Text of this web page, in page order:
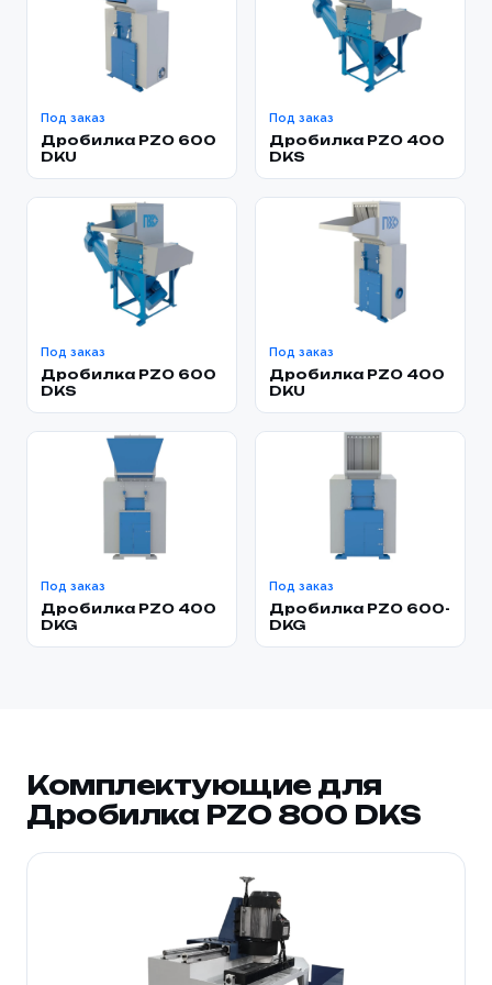
Под заказ
Дробилка PZO 600
DKU
Под заказ
Дробилка PZO 400
DKS
Под заказ
Дробилка PZO 600
DKS
Под заказ
Дробилка PZO 400
DKU
Под заказ
Дробилка PZO 400
DKG
Под заказ
Дробилка PZO 600-
DKG
Комплектующие для
Дробилка PZO 800 DKS
Заказать